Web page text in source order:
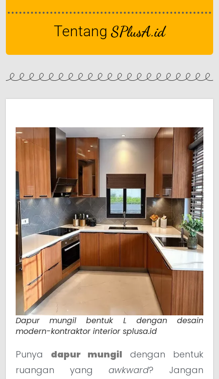
Tentang SPlusA.id
Dapur mungil bentuk L dengan desain
modern-kontraktor interior splusa.id
Punya dapur mungil dengan bentuk
ruangan yang awkward? Jangan